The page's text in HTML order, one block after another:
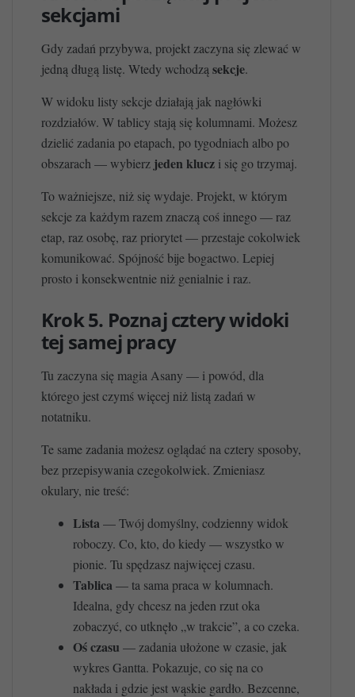
sekcjami
Gdy zadań przybywa, projekt zaczyna się zlewać w
jedną długą listę. Wtedy wchodzą sekcje.
W widoku listy sekcje działają jak nagłówki
rozdziałów. W tablicy stają się kolumnami. Możesz
dzielić zadania po etapach, po tygodniach albo po
obszarach — wybierz jeden kluczi się go trzymaj.
To ważniejsze, niż się wydaje. Projekt, w którym
sekcje za każdym razem znaczą coś innego — raz
etap, raz osobę, raz priorytet — przestaje cokolwiek
komunikować. Spójność bije bogactwo. Lepiej
prosto i konsekwentnie niż genialnie i raz.
Krok 5. Poznaj cztery widoki
tej samej pracy
Tu zaczyna się magia Asany — i powód, dla
którego jest czymś więcej niż listą zadań w
notatniku.
Te same zadania możesz oglądać na cztery sposoby,
bez przepisywania czegokolwiek. Zmieniasz
okulary, nie treść:
Lista— Twój domyślny, codzienny widok
roboczy. Co, kto, do kiedy — wszystko w
pionie. Tu spędzasz najwięcej czasu.
Tablica— ta sama praca w kolumnach.
Idealna, gdy chcesz na jeden rzut oka
zobaczyć, co utknęło „w trakcie”, a co czeka.
Oś czasu — zadania ułożone w czasie, jak
wykres Gantta. Pokazuje, co się na co
nakłada i gdzie jest wąskie gardło. Bezcenne,